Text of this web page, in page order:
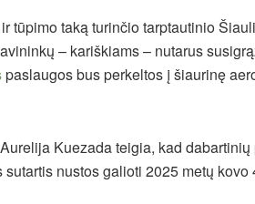
tūpimo taką turinčio tarptautinio
– kariškiams – nutarus
paslaugos bus perkeltos į šiaurinę
Kuezada teigia, kad
nustos galioti 2025 metų kovo